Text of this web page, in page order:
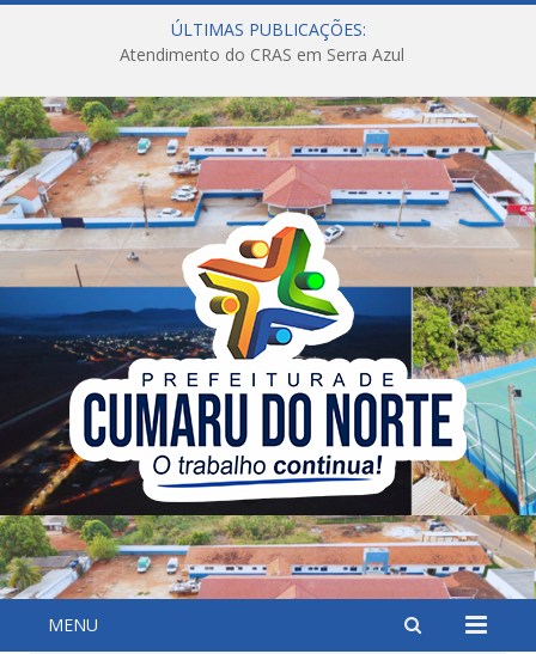
ÚLTIMAS PUBLICAÇÕES:
Atendimento do CRAS em Serra Azul
MENU